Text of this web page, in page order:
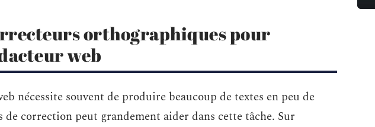
orthographiques pour
web
nécessite souvent de produire beaucoup de textes en peu de
de correction peut grandement aider dans cette tâche. Sur